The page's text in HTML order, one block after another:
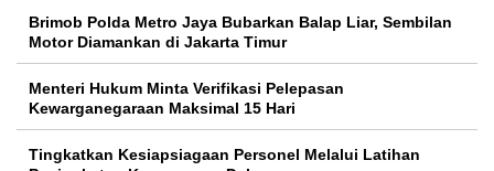
Brimob Polda Metro Jaya Bubarkan Balap Liar, Sembilan
Motor Diamankan di Jakarta Timur
Menteri Hukum Minta Verifikasi Pelepasan
Kewarganegaraan Maksimal 15 Hari
Tingkatkan Kesiapsiagaan Personel Melalui Latihan